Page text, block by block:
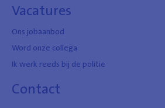
Vacatures
Ons jobaanbod
Word onze collega
Ik werk reeds bij de politie
Contact